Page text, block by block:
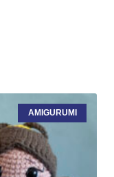
AMIGURUMI